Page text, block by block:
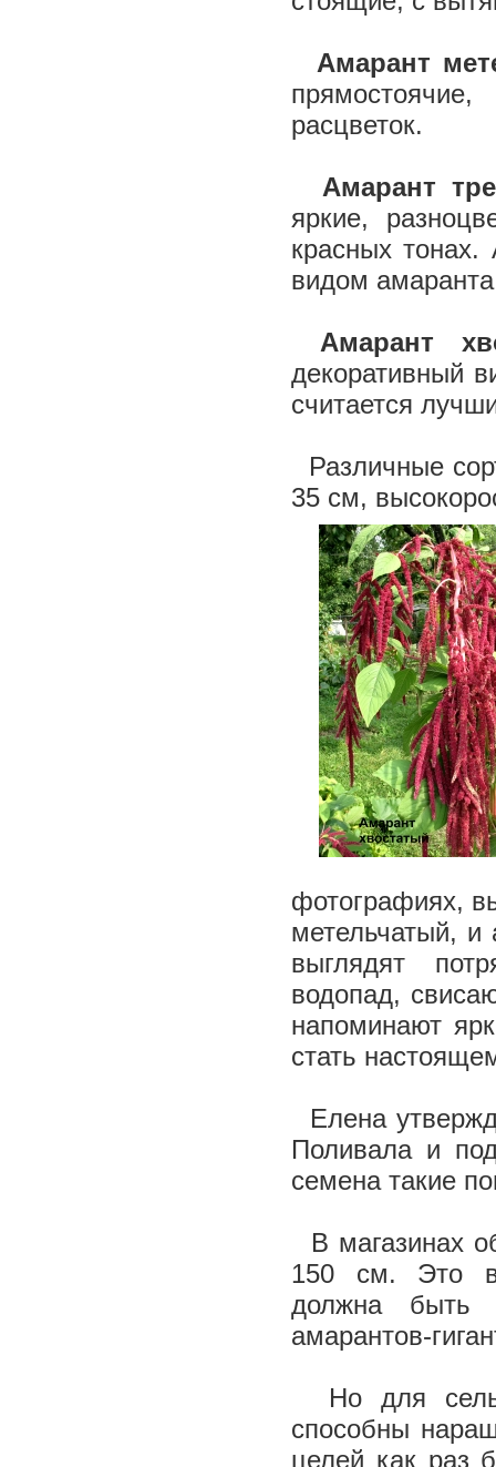
Амарант
расцветок.
Амарант
яркие,
красных
видом
Амарант
декоративный
считается
Различные
35 см,
фотографиях,
метельчатый, и
выглядят
водопад,
напоминают
стать
Елена
Поливала и
семена такие
В магазинах
150 см. Это
должна быть
амарантов-
Но для
способны
целей как раз